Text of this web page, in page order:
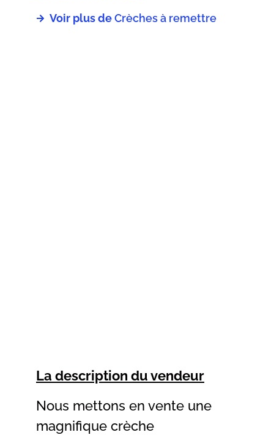
Voir plus deCrèches à remettre
La description du vendeur
Nous mettons en vente une
magnifique crèche